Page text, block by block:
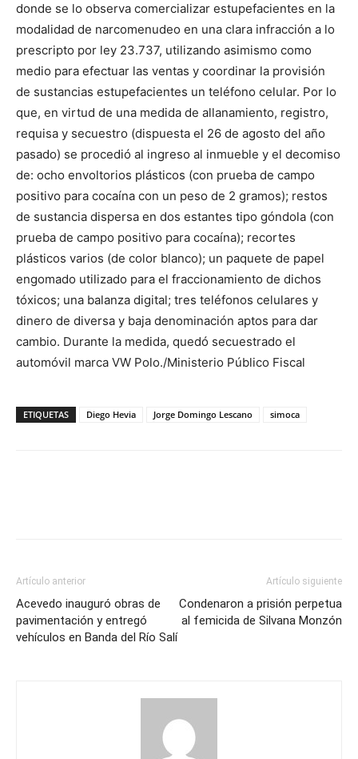
donde se lo observa comercializar estupefacientes en la
modalidad de narcomenudeo en una clara infracción a lo
prescripto por ley 23.737, utilizando asimismo como
medio para efectuar las ventas y coordinar la provisión
de sustancias estupefacientes un teléfono celular. Por lo
que, en virtud de una medida de allanamiento, registro,
requisa y secuestro (dispuesta el 26 de agosto del año
pasado) se procedió al ingreso al inmueble y el decomiso
de: ocho envoltorios plásticos (con prueba de campo
positivo para cocaína con un peso de 2 gramos); restos
de sustancia dispersa en dos estantes tipo góndola (con
prueba de campo positivo para cocaína); recortes
plásticos varios (de color blanco); un paquete de papel
engomado utilizado para el fraccionamiento de dichos
tóxicos; una balanza digital; tres teléfonos celulares y
dinero de diversa y baja denominación aptos para dar
cambio. Durante la medida, quedó secuestrado el
automóvil marca VW Polo./Ministerio Público Fiscal
ETIQUETAS Diego Hevia Jorge Domingo Lescano simoca
Artículo anterior
Acevedo inauguró obras de
pavimentación y entregó
vehículos en Banda del Río Salí
Artículo siguiente
Condenaron a prisión perpetua
al femicida de Silvana Monzón